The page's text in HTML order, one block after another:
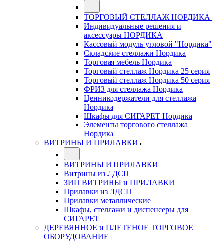
ТОРГОВЫЙ СТЕЛЛАЖ НОРДИКА
Индивидуальные решения и
аксессуары НОРДИКА
Кассовый модуль угловой "Нордика"
Складские стеллажи Нордика
Торговая мебель Нордика
Торговый стеллаж Нордика 25 серия
Торговый стеллаж Нордика 50 серия
ФРИЗ для стеллажа Нордика
Ценникодержатели для стеллажа
Нордика
Шкафы для СИГАРЕТ Нордика
Элементы торгового стеллажа
Нордика
ВИТРИНЫ И ПРИЛАВКИ
ВИТРИНЫ И ПРИЛАВКИ
Витрины из ЛДСП
ЗИП ВИТРИНЫ и ПРИЛАВКИ
Прилавки из ЛДСП
Прилавки металлические
Шкафы, стеллажи и диспенсеры для
СИГАРЕТ
ДЕРЕВЯННОЕ и ПЛЕТЕНОЕ ТОРГОВОЕ
ОБОРУДОВАНИЕ